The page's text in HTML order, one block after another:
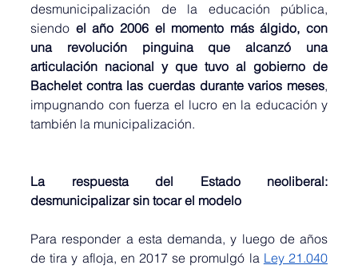
desmunicipalización de la educación pública,
siendo el año 2006 el momento más álgido, con
una revolución pinguina que alcanzó una
articulación nacional y que tuvo al gobierno de
Bachelet contra las cuerdas durante varios meses,
impugnando con fuerza el lucro en la educación y
también la municipalización.
La respuesta del Estado neoliberal:
desmunicipalizar sin tocar el modelo
Para responder a esta demanda, y luego de años
de tira y afloja, en 2017 se promulgó la Ley 21.040